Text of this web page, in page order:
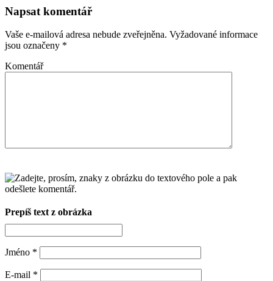
Napsat komentář
Vaše e-mailová adresa nebude zveřejněna. Vyžadované informace
jsou označeny *
Komentář
Prepíš text z obrázka
Jméno *
E-mail *